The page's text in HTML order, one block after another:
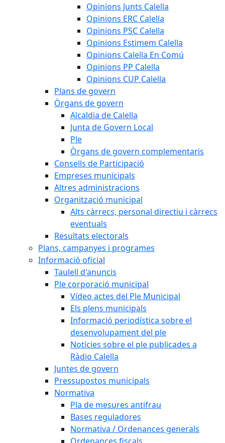
Opinions Junts Calella
Opinions ERC Calella
Opinions PSC Calella
Opinions Estimem Calella
Opinions Calella En Comú
Opinions PP Calella
Opinions CUP Calella
Plans de govern
Òrgans de govern
Alcaldia de Calella
Junta de Govern Local
Ple
Òrgans de govern complementaris
Consells de Participació
Empreses municipals
Altres administracions
Organització municipal
Alts càrrecs, personal directiu i càrrecs
eventuals
Resultats electorals
Plans, campanyes i programes
Informació oficial
Taulell d'anuncis
Ple corporació municipal
Vídeo actes del Ple Municipal
Els plens municipals
Informació periodística sobre el
desenvolupament del ple
Notícies sobre el ple publicades a
Ràdio Calella
Juntes de govern
Pressupostos municipals
Normativa
Pla de mesures antifrau
Bases reguladores
Normativa / Ordenances generals